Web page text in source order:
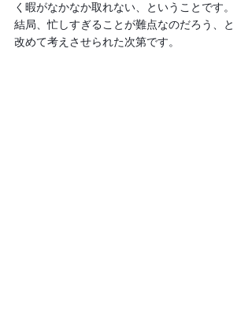
く暇がなかなか取れない、ということです。
結局、忙しすぎることが難点なのだろう、と
改めて考えさせられた次第です。